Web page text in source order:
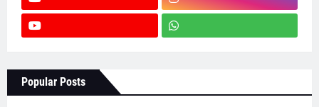
Popular Posts